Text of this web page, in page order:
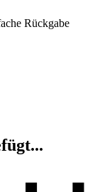
Rückgabe